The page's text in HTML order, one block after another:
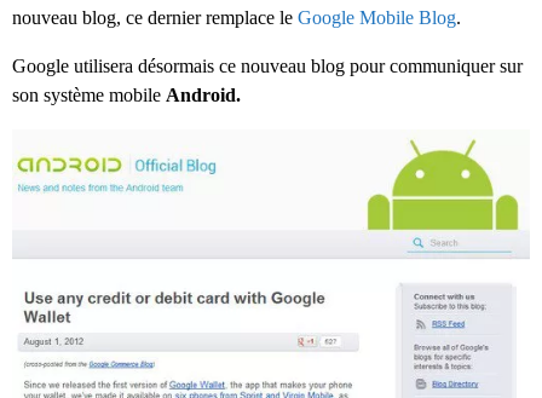
nouveau blog, ce dernier remplace le Google Mobile Blog.
Google utilisera désormais ce nouveau blog pour communiquer sur
son système mobile Android.